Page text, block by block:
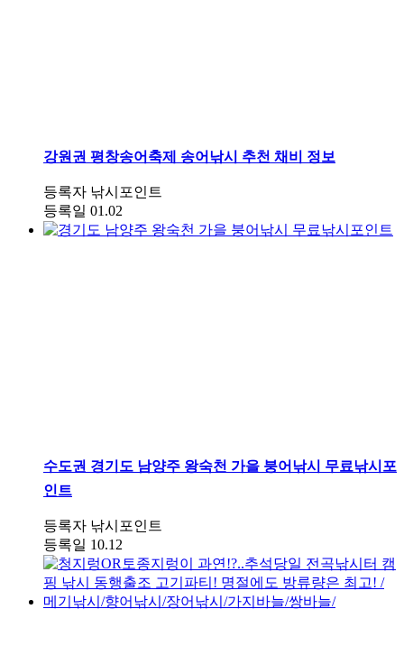
강원권 평창송어축제 송어낚시 추천 채비 정보
등록자 낚시포인트
등록일 01.02
수도권 경기도 남양주 왕숙천 가을 붕어낚시 무료낚시포
인트
등록자 낚시포인트
등록일 10.12